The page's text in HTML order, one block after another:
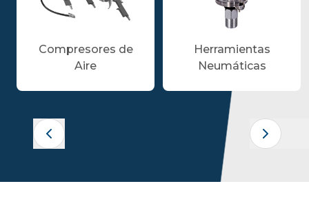
Compresores de
Aire
Herramientas
Neumáticas